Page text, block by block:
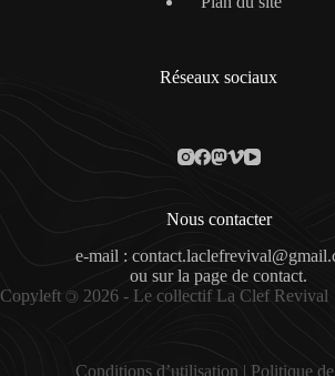
Réseaux sociaux
Nous contacter
e-mail :
ou sur lapage de contact.
Copyleft © 2026 - Le collectif La Clef Revival
Conditions d’utilisation | Politique